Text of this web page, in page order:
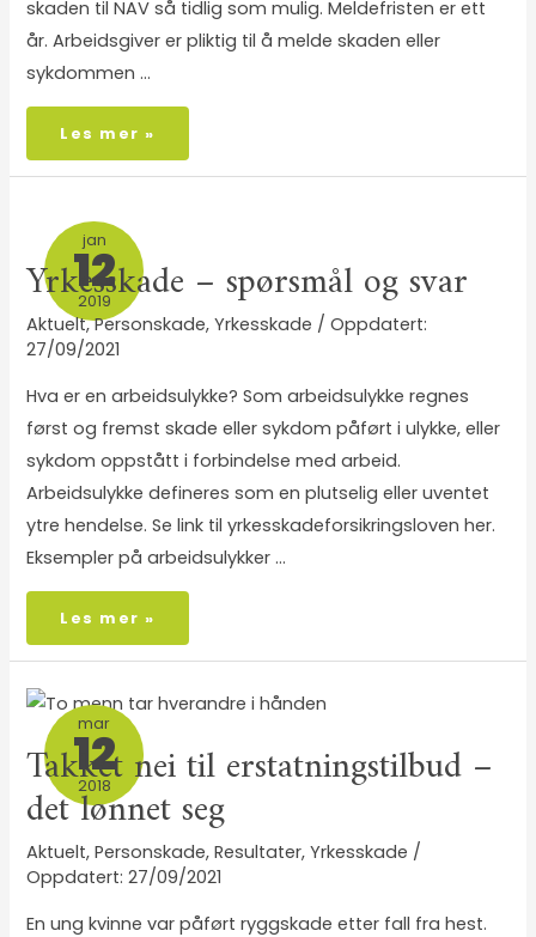
skaden til NAV så tidlig som mulig. Meldefristen er ett
år. Arbeidsgiver er pliktig til å melde skaden eller
sykdommen …
Les mer »
jan
12
2019
Yrkesskade – spørsmål og svar
Aktuelt, Personskade, Yrkesskade /
27/09/2021
Hva er en arbeidsulykke? Som arbeidsulykke regnes
først og fremst skade eller sykdom påført i ulykke, eller
sykdom oppstått i forbindelse med arbeid.
Arbeidsulykke defineres som en plutselig eller uventet
ytre hendelse. Se link til yrkesskadeforsikringsloven her.
Eksempler på arbeidsulykker …
Les mer »
mar
12
2018
Takket nei til erstatningstilbud –
det lønnet seg
Aktuelt, Personskade, Resultater, Yrkesskade /
27/09/2021
En ung kvinne var påført ryggskade etter fall fra hest.